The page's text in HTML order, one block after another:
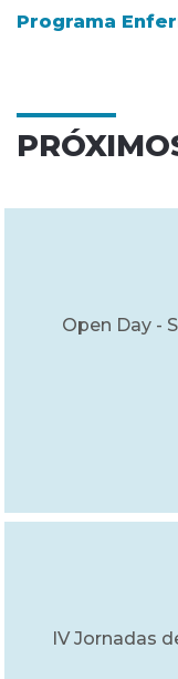
Programa
Open Day -
IV Jornadas